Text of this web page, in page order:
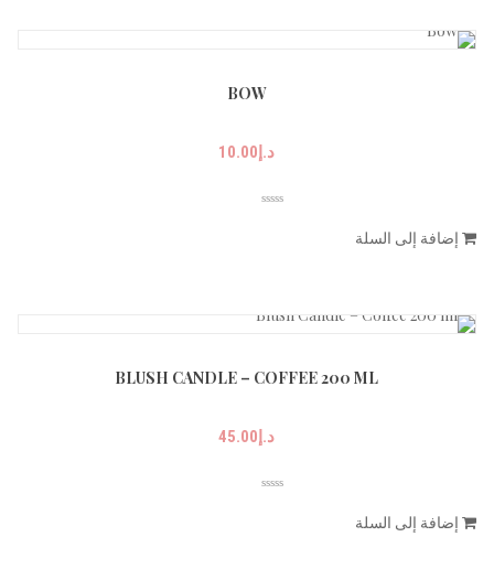
BOW
د.إ10.00
إضافة إلى السلة
BLUSH CANDLE – COFFEE 200 ML
د.إ45.00
إضافة إلى السلة